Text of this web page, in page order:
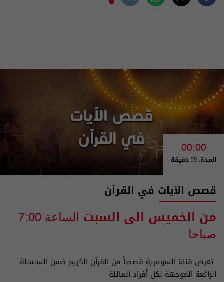
00:00
المدة: 59 دقيقة
قصص الآيات في القرآن
من الخميس الى السبت
الساعة 7:00
صباحا
تعرض قناة السومرية قصصاً من القرآن الكريم ضمن السلسلة
الرائعة الموجهة لكل أفراد العائلة